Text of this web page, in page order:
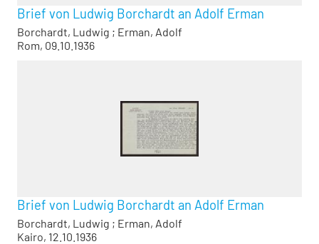
Brief von Ludwig Borchardt an Adolf Erman
Borchardt, Ludwig ; Erman, Adolf
Rom, 09.10.1936
Brief von Ludwig Borchardt an Adolf Erman
Borchardt, Ludwig ; Erman, Adolf
Kairo, 12.10.1936